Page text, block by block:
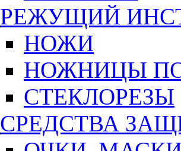
РЕЖУЩИЙ
НОЖИ
НОЖНИЦЫ
СТЕКЛОРЕЗЫ
СРЕДСТВА